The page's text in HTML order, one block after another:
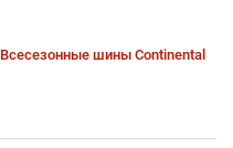
Всесезонные шины Continental